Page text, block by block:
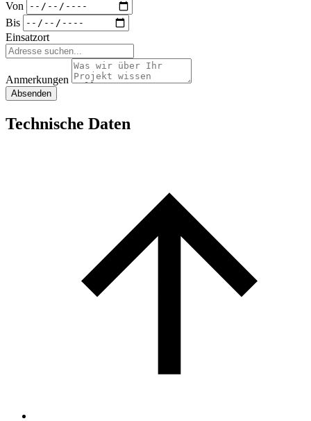
Von
Bis
Einsatzort
Anmerkungen
Absenden
Technische Daten